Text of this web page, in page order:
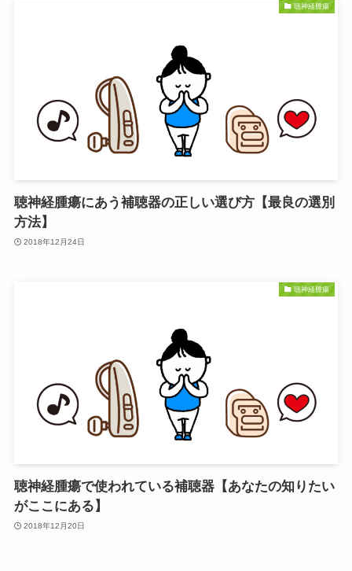
聴神経腫瘍
聴神経腫瘍にあう補聴器の正しい選び方【最良の選別
方法】
2018年12月24日
聴神経腫瘍
聴神経腫瘍で使われている補聴器【あなたの知りたい
がここにある】
2018年12月20日